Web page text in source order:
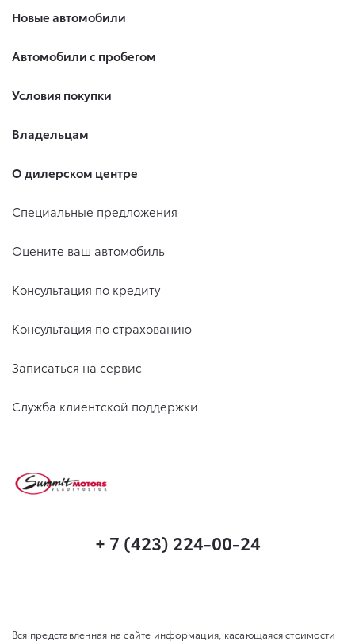
Новые автомобили
Автомобили с пробегом
Условия покупки
Владельцам
О дилерском центре
Специальные предложения
Оцените ваш автомобиль
Консультация по кредиту
Консультация по страхованию
Записаться на сервис
Служба клиентской поддержки
+ 7 (423) 224-00-24
Вся представленная на сайте информация, касающаяся стоимости